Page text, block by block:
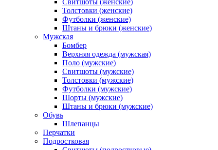
Толстовки (женские)
Футболки (женские)
Штаны и брюки (женские)
Мужская
Бомбер
Верхняя одежда (мужская)
Поло (мужские)
Свитшоты (мужские)
Толстовки (мужские)
Футболки (мужские)
Шорты (мужские)
Штаны и брюки (мужские)
Обувь
Шлепанцы
Перчатки
Подростковая